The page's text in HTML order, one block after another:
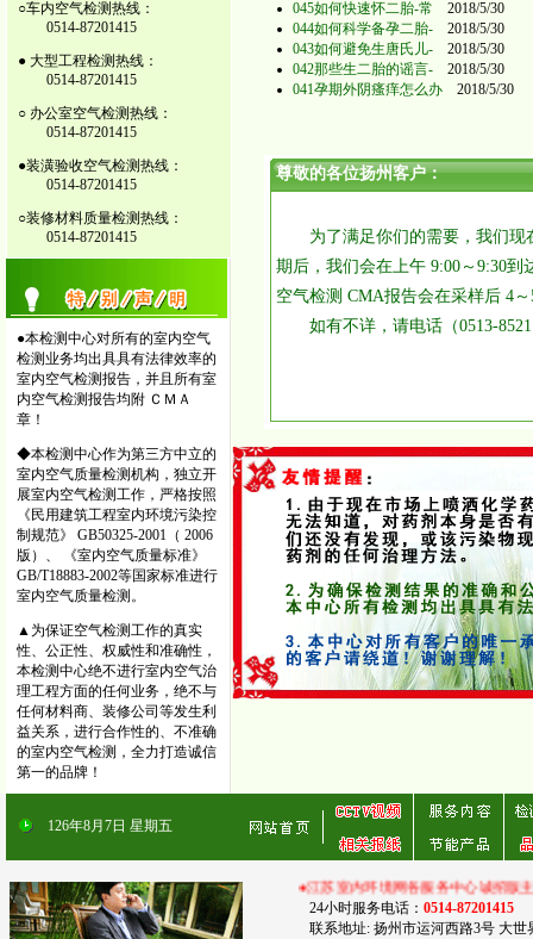
○车内空气检测热线：
0514-87201415
● 大型工程检测热线：
0514-87201415
○ 办公室空气检测热线：
0514-87201415
●装潢验收空气检测热线：
0514-87201415
○装修材料质量检测热线：
0514-87201415
●本检测中心对所有的室内空气
检测业务均出具具有法律效率的
室内空气检测报告，并且所有室
内空气检测报告均附 ＣＭＡ
章！
◆本检测中心作为第三方中立的
室内空气质量检测机构，独立开
展室内空气检测工作，严格按照
《民用建筑工程室内环境污染控
制规范》 GB50325-2001（ 2006
版）、 《室内空气质量标准》
GB/T18883-2002等国家标准进行
室内空气质量检测。
▲为保证空气检测工作的真实
性、公正性、权威性和准确性，
本检测中心绝不进行室内空气治
理工程方面的任何业务，绝不与
任何材料商、装修公司等发生利
益关系，进行合作性的、不准确
的室内空气检测，全力打造诚信
第一的品牌！
045如何快速怀二胎-常
2018/5/30
044如何科学备孕二胎- 2018/5/30
043如何避免生唐氏儿- 2018/5/30
042那些生二胎的谣言- 2018/5/30
041孕期外阴瘙痒怎么办 2018/5/30
尊敬的各位扬州客户：
为了满足你们的需要，我们现
期后，我们会在上午 9:00～9:30
空气检测 CMA报告会在采样后 4
如有不详，请电话（0513-
126年8月7日 星期五
●江苏室内环境网各服务中心诚招版主，并提供
24小时服务电话：0514-87201415
联系地址: 扬州市运河西路3号 大世